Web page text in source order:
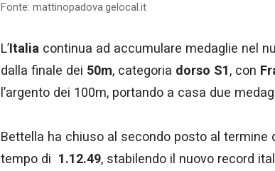
Fonte: mattinopadova.gelocal.it
L’Italia continua ad accumulare medaglie nel
dalla finale dei 50m, categoria dorso S1, con
l’argento dei 100m, portando a casa due
Bettella ha chiuso al secondo posto al termine
tempo di 1.12.49, stabilendo il nuovo record